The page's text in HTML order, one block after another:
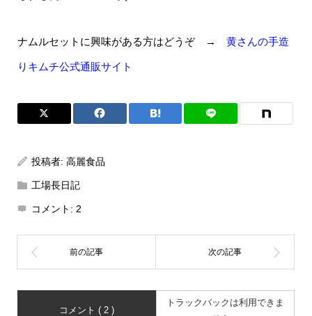
ナムルセットに興味がある方はどうぞ → 黄さんの手造
りキムチ公式通販サイト
投稿者: 高麗食品
工場長日記
コメント: 2
コメント ( 2 )
トラックバックは利用できま